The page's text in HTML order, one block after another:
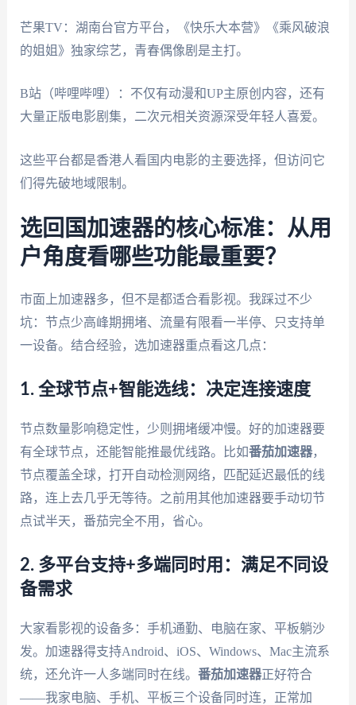
芒果TV：湖南台官方平台，《快乐大本营》《乘风破浪
的姐姐》独家综艺，青春偶像剧是主打。
B站（哔哩哔哩）：不仅有动漫和UP主原创内容，还有
大量正版电影剧集，二次元相关资源深受年轻人喜爱。
这些平台都是香港人看国内电影的主要选择，但访问它
们得先破地域限制。
选回国加速器的核心标准：从用
户角度看哪些功能最重要？
市面上加速器多，但不是都适合看影视。我踩过不少
坑：节点少高峰期拥堵、流量有限看一半停、只支持单
一设备。结合经验，选加速器重点看这几点：
1. 全球节点+智能选线：决定连接速度
节点数量影响稳定性，少则拥堵缓冲慢。好的加速器要
有全球节点，还能智能推最优线路。比如番茄加速器，
节点覆盖全球，打开自动检测网络，匹配延迟最低的线
路，连上去几乎无等待。之前用其他加速器要手动切节
点试半天，番茄完全不用，省心。
2. 多平台支持+多端同时用：满足不同设
备需求
大家看影视的设备多：手机通勤、电脑在家、平板躺沙
发。加速器得支持Android、iOS、Windows、Mac主流系
统，还允许一人多端同时在线。 番茄加速器正好符合
——我家电脑、手机、平板三个设备同时连，正常加